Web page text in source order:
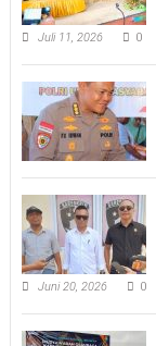
Juli 11, 2026 0
Juni 20, 2026 0